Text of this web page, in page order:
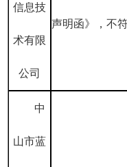
信息技
术有限
公司
声明函》，不
中
山市蓝